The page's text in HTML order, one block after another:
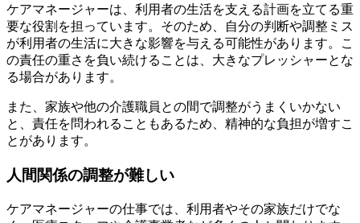
ケアマネージャーは、利用者の生活を支える計画を立てる重
要な役割を担っています。そのため、自分の判断や調整ミス
が利用者の生活に大きな影響を与える可能性があります。こ
の責任の重さを負い続けることは、大きなプレッシャーとな
る場合があります。
また、家族や他の介護職員との間で調整がうまくいかない
と、責任を問われることもあるため、精神的な負担が増すこ
とがあります。
人間関係の調整が難しい
ケアマネージャーの仕事では、利用者やその家族だけでな